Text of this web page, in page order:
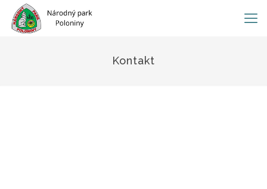
Kontakt